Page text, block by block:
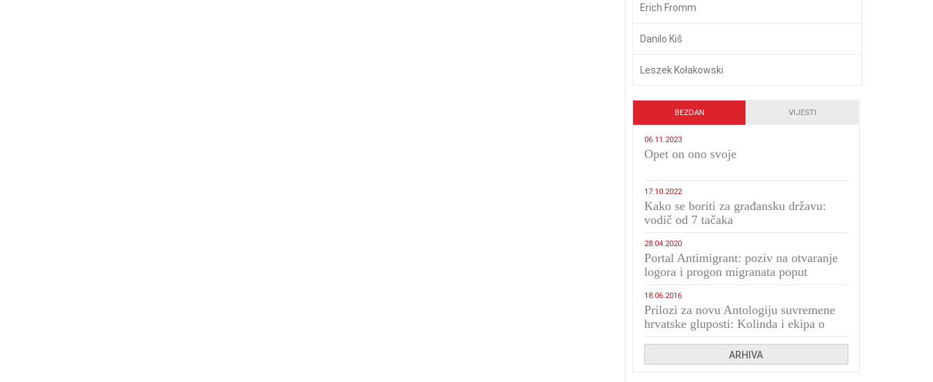
Erich Fromm
Danilo Kiš
Leszek Kołakowski
BEZDAN VIJESTI
06.11.2023
​Opet on ono svoje
17.10.2022
Kako se boriti za građansku državu:
vodič od 7 tačaka
28.04.2020
Portal Antimigrant: poziv na otvaranje
logora i progon migranata poput
18.06.2016
Prilozi za novu Antologiju suvremene
hrvatske gluposti: Kolinda i ekipa o
ARHIVA